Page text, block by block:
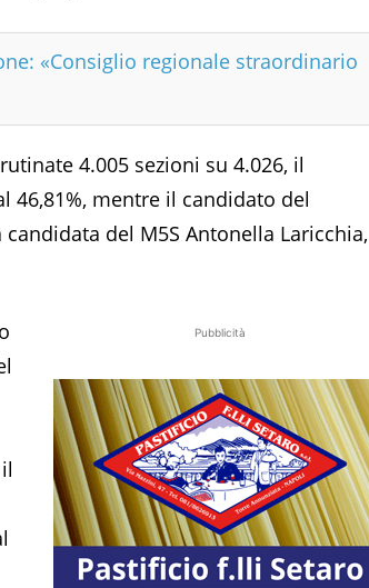
«Consiglio regionale straordinario
4.005 sezioni su 4.026, il
46,81%, mentre il candidato del
del M5S Antonella Laricchia,
Pubblicità